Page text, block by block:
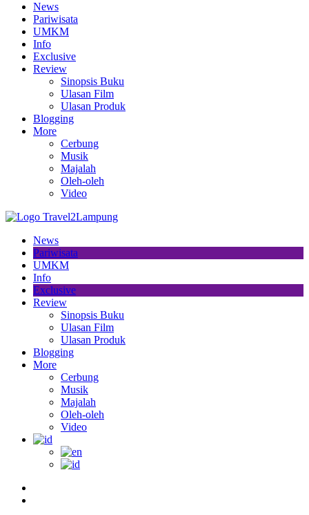
News
Pariwisata
UMKM
Info
Exclusive
Review
Sinopsis Buku
Ulasan Film
Ulasan Produk
Blogging
More
Cerbung
Musik
Majalah
Oleh-oleh
Video
News
Pariwisata
UMKM
Info
Exclusive
Review
Sinopsis Buku
Ulasan Film
Ulasan Produk
Blogging
More
Cerbung
Musik
Majalah
Oleh-oleh
Video